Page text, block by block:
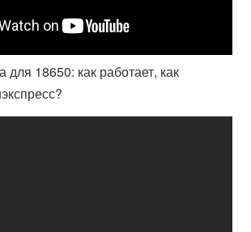
для 18650: как работает, как